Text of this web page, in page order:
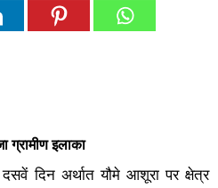
ग्रामीण इलाका
दिन अर्थात यौमे आशूरा पर क्षेत्र